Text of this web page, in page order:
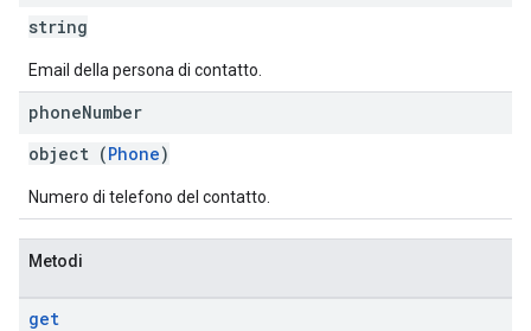
string
Email della persona di contatto.
phoneNumber
object (Phone)
Numero di telefono del contatto.
Metodi
get